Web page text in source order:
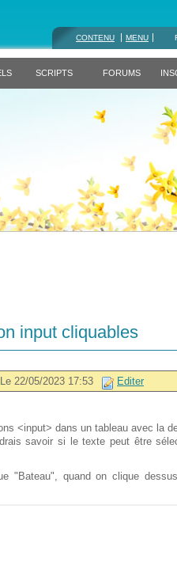
CONTENU MENU
SCRIPTS FORUMS
input cliquables
Le 22/05/2023 17:53 Editer
<input> dans un tableau avec la
savoir si le texte peut être
"Bateau", quand on clique